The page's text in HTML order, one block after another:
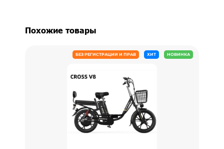
Похожие товары
БЕЗ РЕГИСТРАЦИИ И ПРАВ ХИТ НОВИНКА